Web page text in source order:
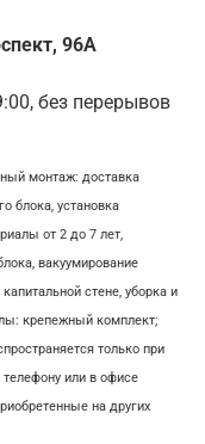
96А
без перерывов
монтаж: доставка
блока, установка
от 2 до 7 лет,
вакуумирование
стене, уборка и
крепежный комплект;
только при
или в офисе
на других